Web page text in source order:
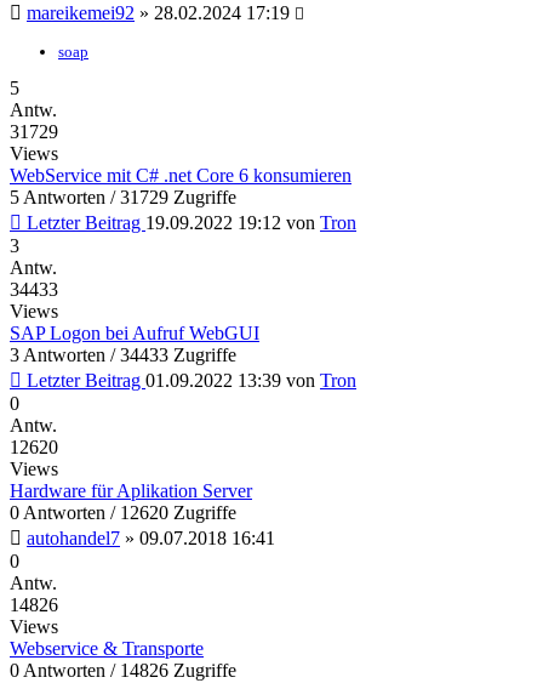
mareikemei92 » 28.02.2024 17:19
soap
5
Antw.
31729
Views
WebService mit C# .net Core 6 konsumieren
5 Antworten / 31729 Zugriffe
Letzter Beitrag 19.09.2022 19:12 von Tron
3
Antw.
34433
Views
SAP Logon bei Aufruf WebGUI
3 Antworten / 34433 Zugriffe
Letzter Beitrag 01.09.2022 13:39 von Tron
0
Antw.
12620
Views
Hardware für Aplikation Server
0 Antworten / 12620 Zugriffe
autohandel7 » 09.07.2018 16:41
0
Antw.
14826
Views
Webservice & Transporte
0 Antworten / 14826 Zugriffe